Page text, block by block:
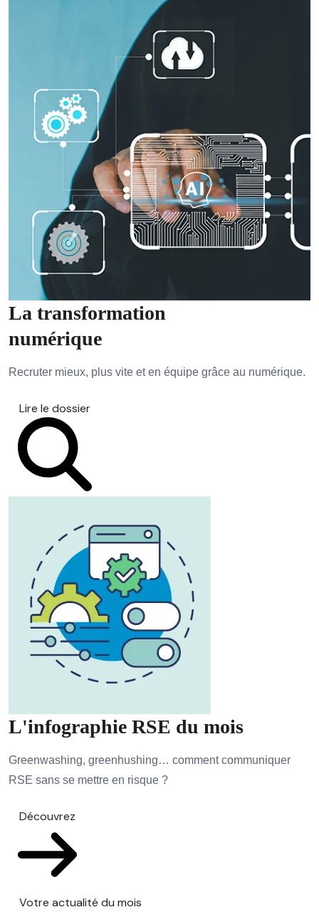
La transformation
numérique
Recruter mieux, plus vite et en équipe grâce au numérique.
Lire le dossier
L'infographie RSE du mois
Greenwashing, greenhushing… comment communiquer
RSE sans se mettre en risque ?
Découvrez
Votre actualité du mois